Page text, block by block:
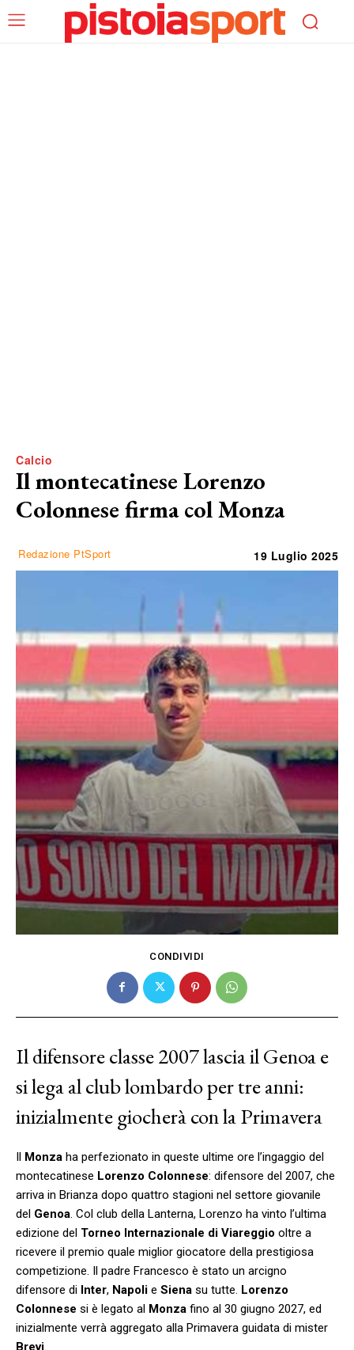
Calcio
Il montecatinese Lorenzo
Colonnese firma col Monza
Redazione PtSport 19 Luglio 2025
CONDIVIDI
Il difensore classe 2007 lascia il Genoa e
si lega al club lombardo per tre anni:
inizialmente giocherà con la Primavera
Il Monza ha perfezionato in queste ultime ore l’ingaggio del
montecatinese Lorenzo Colonnese: difensore del 2007, che
arriva in Brianza dopo quattro stagioni nel settore giovanile
del Genoa. Col club della Lanterna, Lorenzo ha vinto l’ultima
edizione del Torneo Internazionale di Viareggio oltre a
ricevere il premio quale miglior giocatore della prestigiosa
competizione. Il padre Francesco è stato un arcigno
difensore di Inter, Napoli e Siena su tutte. Lorenzo
Colonnese si è legato al Monza fino al 30 giugno 2027, ed
inizialmente verrà aggregato alla Primavera guidata di mister
Brevi.